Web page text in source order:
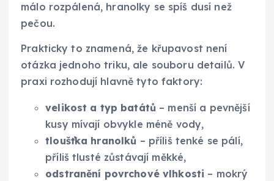
málo rozpálená, hranolky se spíš dusí než
pečou.
Prakticky to znamená, že křupavost není
otázka jednoho triku, ale souboru detailů. V
praxi rozhodují hlavně tyto faktory:
velikost a typ batátů – menší a pevnější
kusy mívají obvykle méně vody,
tloušťka hranolků – příliš tenké se pálí,
příliš tlusté zůstávají měkké,
odstranění povrchové vlhkosti – mokrý